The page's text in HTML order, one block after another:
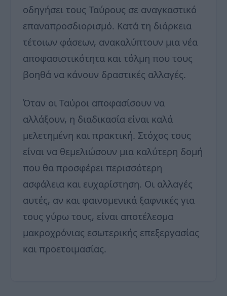
οδηγήσει τους Ταύρους σε αναγκαστικό
επαναπροσδιορισμό. Κατά τη διάρκεια
τέτοιων φάσεων, ανακαλύπτουν μια νέα
αποφασιστικότητα και τόλμη που τους
βοηθά να κάνουν δραστικές αλλαγές.
Όταν οι Ταύροι αποφασίσουν να
αλλάξουν, η διαδικασία είναι καλά
μελετημένη και πρακτική. Στόχος τους
είναι να θεμελιώσουν μια καλύτερη δομή
που θα προσφέρει περισσότερη
ασφάλεια και ευχαρίστηση. Οι αλλαγές
αυτές, αν και φαινομενικά ξαφνικές για
τους γύρω τους, είναι αποτέλεσμα
μακροχρόνιας εσωτερικής επεξεργασίας
και προετοιμασίας.